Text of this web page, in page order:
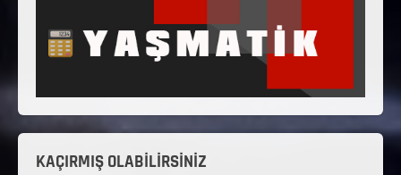
KAÇIRMIŞ OLABİLİRSİNİZ